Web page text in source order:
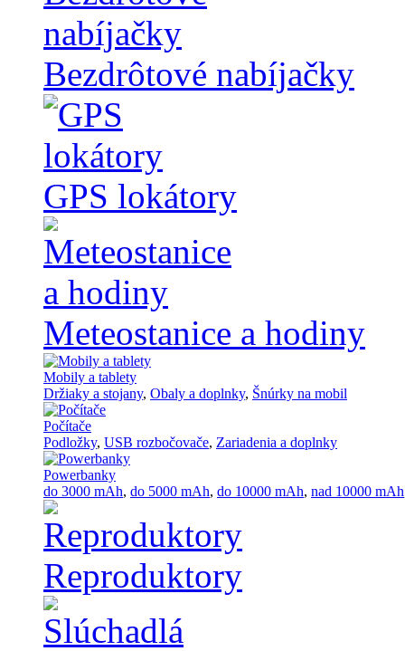
Bezdrôtové nabíjačky
GPS lokátory
Meteostanice a hodiny
Mobily a tablety
Držiaky a stojany, Obaly a doplnky, Šnúrky na mobil
Počítače
Podložky, USB rozbočovače, Zariadenia a doplnky
Powerbanky
do 3000 mAh, do 5000 mAh, do 10000 mAh, nad 10000 mAh
Reproduktory